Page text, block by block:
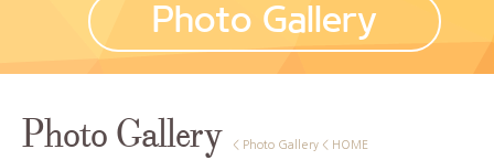
Photo Gallery
Photo Gallery < Photo Gallery < HOME